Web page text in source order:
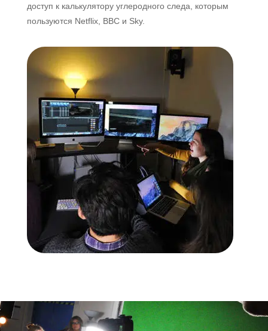
доступ к калькулятору углеродного следа, которым
пользуются Netflix, BBC и Sky.